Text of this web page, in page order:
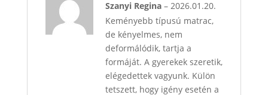
Értékelés:
Szanyi Regina – 2026.01.20.
Keményebb típusú matrac,
de kényelmes, nem
deformálódik, tartja a
formáját. A gyerekek szeretik,
elégedettek vagyunk. Külön
tetszett, hogy igény esetén a